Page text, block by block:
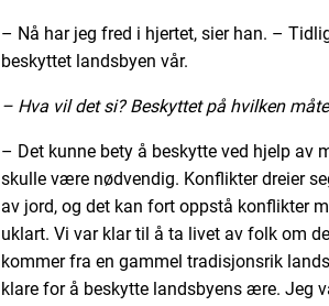
– Nå har jeg fred i hjertet, sier han. –
beskyttet landsbyen vår.
– Hva vil det si? Beskyttet på hvilken
– Det kunne bety å beskytte ved hjelp av
skulle være nødvendig. Konflikter dreier
av jord, og det kan fort oppstå konflikter
uklart. Vi var klar til å ta livet av folk om
kommer fra en gammel tradisjonsrik
klare for å beskytte landsbyens ære. Jeg